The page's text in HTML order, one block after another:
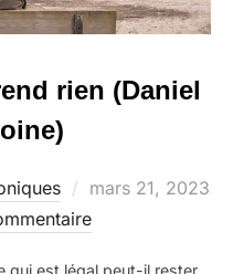
rien (Daniel
Publié
le
mars 21, 2023